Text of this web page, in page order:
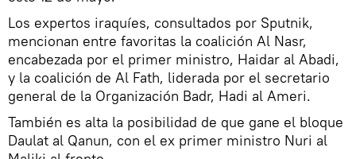
Los expertos iraquíes, consultados por Sputnik,
mencionan entre favoritas la coalición Al Nasr,
encabezada por el primer ministro, Haidar al Abadi,
y la coalición de Al Fath, liderada por el secretario
general de la Organización Badr, Hadi al Ameri.
También es alta la posibilidad de que gane el bloque
Daulat al Qanun, con el ex primer ministro Nuri al